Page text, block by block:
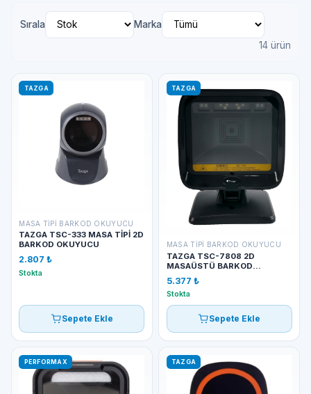
Sırala
Marka
14 ürün
TAZGA
MASA TIPI BARKOD OKUYUCU
TAZGA TSC-333 MASA TİPİ 2D
BARKOD OKUYUCU
2.807 ₺
Stokta
Sepete Ekle
TAZGA
MASA TIPI BARKOD OKUYUCU
TAZGA TSC-7808 2D
MASAÜSTÜ BARKOD
5.377 ₺
Stokta
Sepete Ekle
PERFORMAX TAZGA